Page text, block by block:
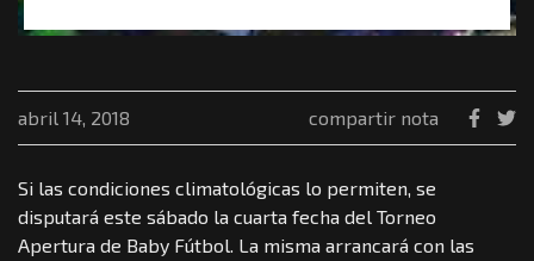
abril 14, 2018 compartir nota
Si las condiciones climatológicas lo permiten, se
disputará este sábado la cuarta fecha del Torneo
Apertura de Baby Fútbol. La misma arrancará con las